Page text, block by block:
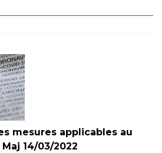
mesures applicables au
14/03/2022